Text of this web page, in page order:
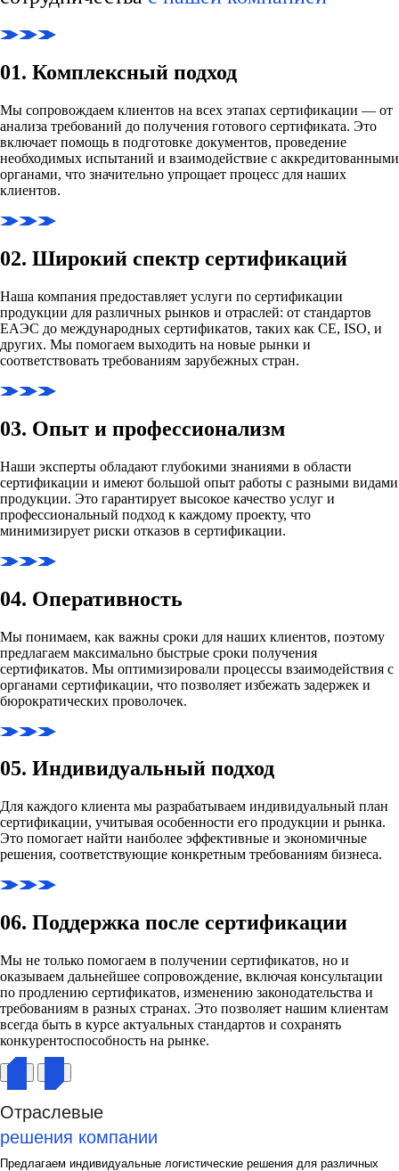
01. Комплексный подход
Мы сопровождаем клиентов на всех этапах сертификации — от
анализа требований до получения готового сертификата. Это
включает помощь в подготовке документов, проведение
необходимых испытаний и взаимодействие с аккредитованными
органами, что значительно упрощает процесс для наших
клиентов.
02. Широкий спектр сертификаций
Наша компания предоставляет услуги по сертификации
продукции для различных рынков и отраслей: от стандартов
ЕАЭС до международных сертификатов, таких как CE, ISO, и
других. Мы помогаем выходить на новые рынки и
соответствовать требованиям зарубежных стран.
03. Опыт и профессионализм
Наши эксперты обладают глубокими знаниями в области
сертификации и имеют большой опыт работы с разными видами
продукции. Это гарантирует высокое качество услуг и
профессиональный подход к каждому проекту, что
минимизирует риски отказов в сертификации.
04. Оперативность
Мы понимаем, как важны сроки для наших клиентов, поэтому
предлагаем максимально быстрые сроки получения
сертификатов. Мы оптимизировали процессы взаимодействия с
органами сертификации, что позволяет избежать задержек и
бюрократических проволочек.
05. Индивидуальный подход
Для каждого клиента мы разрабатываем индивидуальный план
сертификации, учитывая особенности его продукции и рынка.
Это помогает найти наиболее эффективные и экономичные
решения, соответствующие конкретным требованиям бизнеса.
06. Поддержка после сертификации
Мы не только помогаем в получении сертификатов, но и
оказываем дальнейшее сопровождение, включая консультации
по продлению сертификатов, изменению законодательства и
требованиям в разных странах. Это позволяет нашим клиентам
всегда быть в курсе актуальных стандартов и сохранять
конкурентоспособность на рынке.
Отраслевые
решения компании
Предлагаем индивидуальные логистические решения для различных